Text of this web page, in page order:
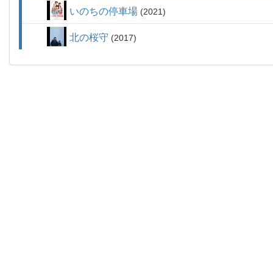
いのちの停車場 2021
北の桜守 2017